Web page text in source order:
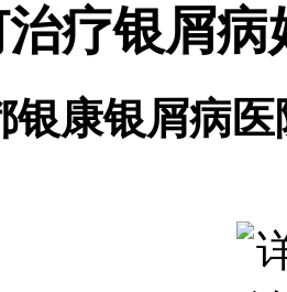
疗银屑病
银康银屑病